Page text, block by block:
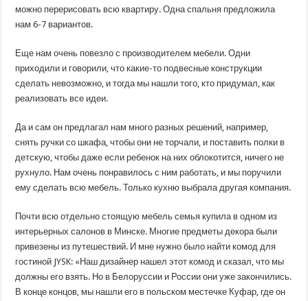
можно перерисовать всю квартиру. Одна спальня предложила
нам 6-7 вариантов.
Еще нам очень повезло с производителем мебели. Одни
приходили и говорили, что какие-то подвесные конструкции
сделать невозможно, и тогда мы нашли того, кто придумал, как
реализовать все идеи.
Да и сам он предлагал нам много разных решений, например,
снять ручки со шкафа, чтобы они не торчали, и поставить полки в
детскую, чтобы даже если ребенок на них облокотится, ничего не
рухнуло. Нам очень понравилось с ним работать, и мы поручили
ему сделать всю мебель. Только кухню выбрала другая компания.
Почти всю отдельно стоящую мебель семья купила в одном из
интерьерных салонов в Минске. Многие предметы декора были
привезены из путешествий. И мне нужно было найти комод для
гостиной JYSK: «Наш дизайнер нашел этот комод и сказал, что мы
должны его взять. Но в Белоруссии и России они уже закончились.
В конце концов, мы нашли его в польском местечке Куфар, где он